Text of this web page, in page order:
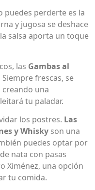
puedes perderte es la
y jugosa se deshace
salsa aporta un toque
las Gambas al
frescas, se
creando una
tu paladar.
los postres. Las
y Whisky son una
puedes optar por
nata con pasas
Ximénez, una opción
tu comida.